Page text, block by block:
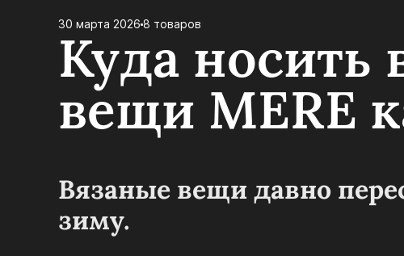
30 марта 2026 8 товаров
Куда носить
вещи MERE
Вязаные вещи давно
зиму.